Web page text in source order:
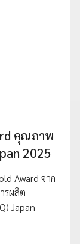
คุณภาพ
2025
Award จาก
รผลิต
Japan